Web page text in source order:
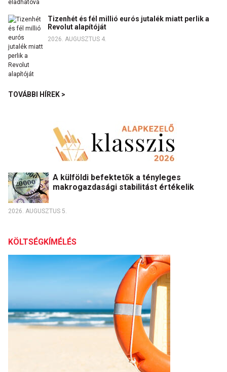
Tizenhét és fél millió eurós jutalék miatt perlik a
Revolut alapítóját
2026. AUGUSZTUS 4.
TOVÁBBI HÍREK >
A külföldi befektetők a tényleges
makrogazdasági stabilitást értékelik
2026. AUGUSZTUS 5.
KÖLTSÉGKÍMÉLÉS